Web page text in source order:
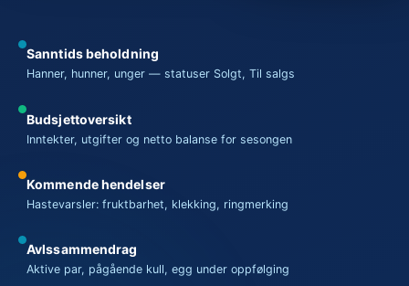
Sanntids beholdning
Hanner, hunner, unger — statuser Solgt, Til salgs
Budsjettoversikt
Inntekter, utgifter og netto balanse for sesongen
Kommende hendelser
Hastevarsler: fruktbarhet, klekking, ringmerking
Avlssammendrag
Aktive par, pågående kull, egg under oppfølging